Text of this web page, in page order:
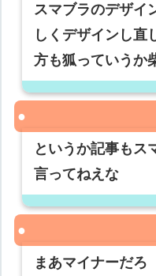
スマブラのデザイ
しくデザインし直
方も狐っていうか
というか記事もス
言ってねえな
まあマイナーだろ